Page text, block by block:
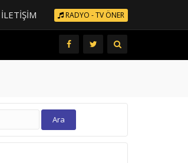
RADYO - TV ÖNER
İLETIŞIM